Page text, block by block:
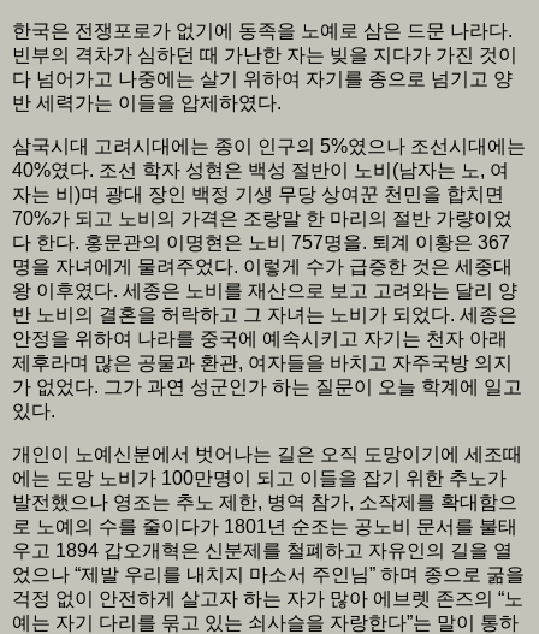
한국은 전쟁포로가 없기에 동족을 노예로 삼은 드문 나라다.
빈부의 격차가 심하던 때 가난한 자는 빚을 지다가 가진 것이
다 넘어가고 나중에는 살기 위하여 자기를 종으로 넘기고 양
반 세력가는 이들을 압제하였다.
삼국시대 고려시대에는 종이 인구의 5%였으나 조선시대에는
40%였다. 조선 학자 성현은 백성 절반이 노비(남자는 노, 여
자는 비)며 광대 장인 백정 기생 무당 상여꾼 천민을 합치면
70%가 되고 노비의 가격은 조랑말 한 마리의 절반 가량이었
다 한다. 홍문관의 이명현은 노비 757명을. 퇴계 이황은 367
명을 자녀에게 물려주었다. 이렇게 수가 급증한 것은 세종대
왕 이후였다. 세종은 노비를 재산으로 보고 고려와는 달리 양
반 노비의 결혼을 허락하고 그 자녀는 노비가 되었다. 세종은
안정을 위하여 나라를 중국에 예속시키고 자기는 천자 아래
제후라며 많은 공물과 환관, 여자들을 바치고 자주국방 의지
가 없었다. 그가 과연 성군인가 하는 질문이 오늘 학계에 일고
있다.
개인이 노예신분에서 벗어나는 길은 오직 도망이기에 세조때
에는 도망 노비가 100만명이 되고 이들을 잡기 위한 추노가
발전했으나 영조는 추노 제한, 병역 참가, 소작제를 확대함으
로 노예의 수를 줄이다가 1801년 순조는 공노비 문서를 불태
우고 1894 갑오개혁은 신분제를 철폐하고 자유인의 길을 열
었으나 “제발 우리를 내치지 마소서 주인님” 하며 종으로 굶을
걱정 없이 안전하게 살고자 하는 자가 많아 에브렛 존즈의 “노
예는 자기 다리를 묶고 있는 쇠사슬을 자랑한다”는 말이 통하